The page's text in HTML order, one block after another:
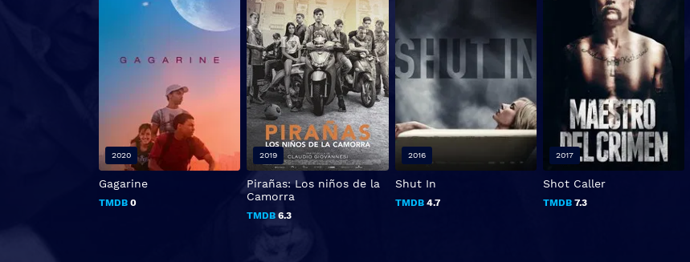
Gagarine
TMDB 0
2020
Pirañas: Los niños de la
Camorra
TMDB 6.3
2019
Shut In
TMDB4.7
2016
Shot Caller
TMDB7.3
2017